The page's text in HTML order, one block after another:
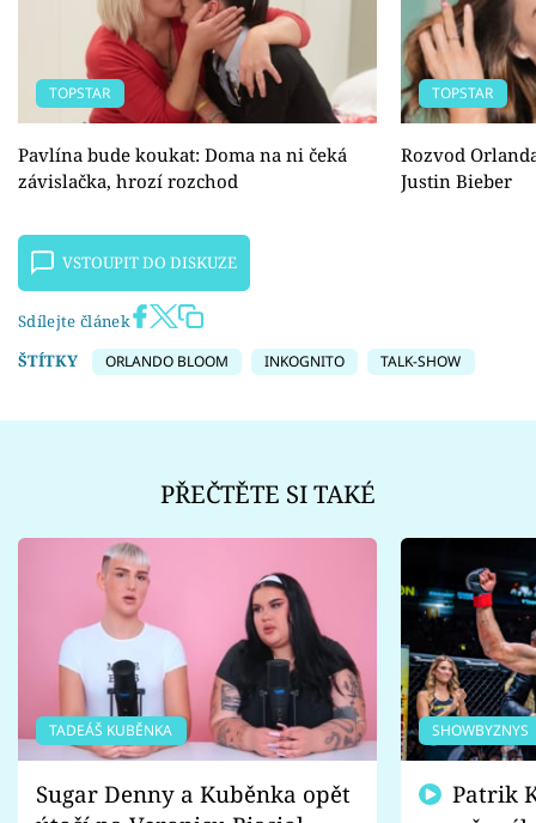
TOPSTAR
Pavlína bude koukat: Doma na ni čeká
závislačka, hrozí rozchod
TOPSTAR
Rozvod
Justin Bieber
VSTOUPIT DO DISKUZE
Sdílejte článek
ŠTÍTKY
ORLANDO BLOOM INKOGNITO TALK-SHOW
PŘEČTĚTE SI TAKÉ
TADEÁŠ KUBĚNKA
Sugar Denny a Kuběnka opět
SHOWBYZNYS